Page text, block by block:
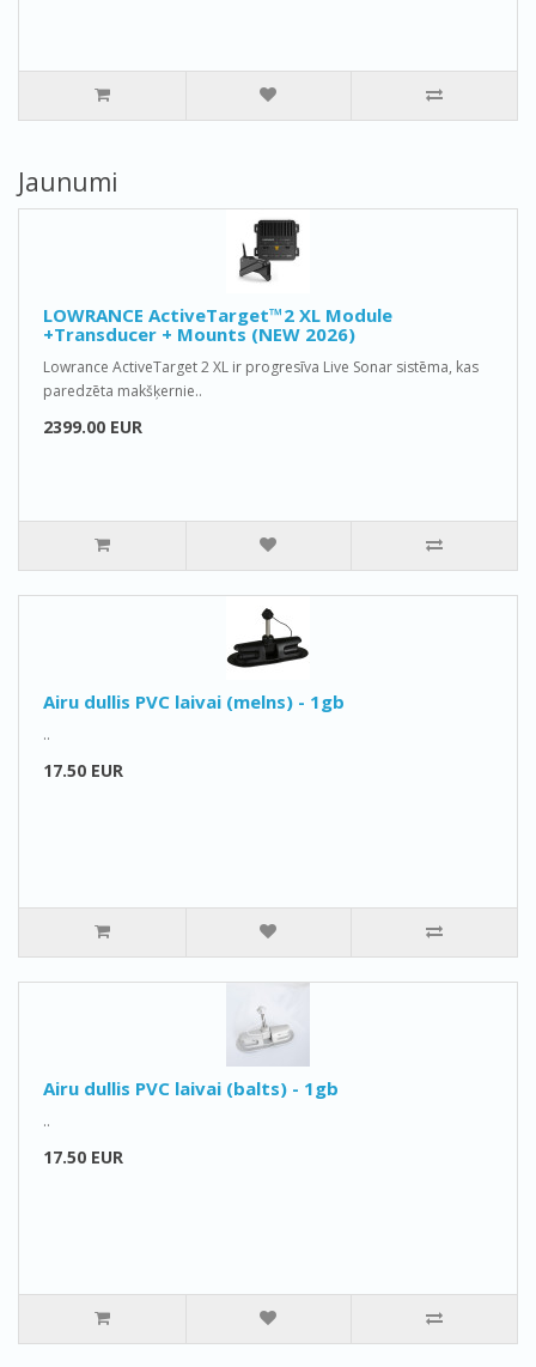
Jaunumi
LOWRANCE ActiveTarget™2 XL Module
+Transducer + Mounts (NEW 2026)
Lowrance ActiveTarget 2 XL ir progresīva Live Sonar sistēma, kas
paredzēta makšķernie..
2399.00 EUR
Airu dullis PVC laivai (melns) - 1gb
..
17.50 EUR
Airu dullis PVC laivai (balts) - 1gb
..
17.50 EUR